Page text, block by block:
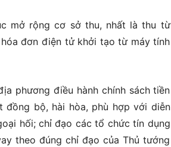
mở rộng cơ sở thu, nhất là thu từ
đơn điện tử khởi tạo từ máy tính
phương điều hành chính sách tiền
đồng bộ, hài hòa, phù hợp với diễn
hối; chỉ đạo các tổ chức tín dụng
theo đúng chỉ đạo của Thủ tướng